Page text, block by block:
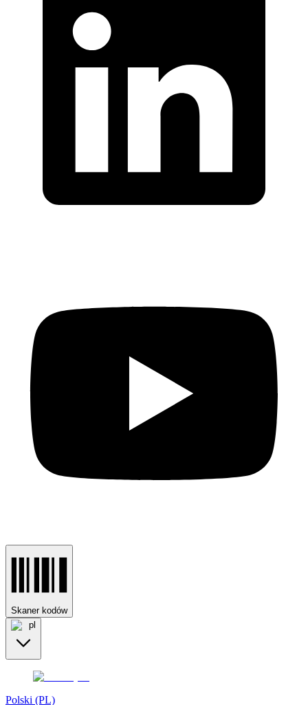
Skaner kodów
pl
Polski (PL)